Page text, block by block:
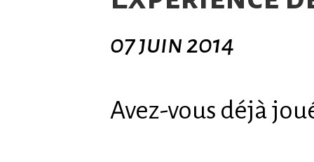
07 juin 2014
Avez-vous déjà